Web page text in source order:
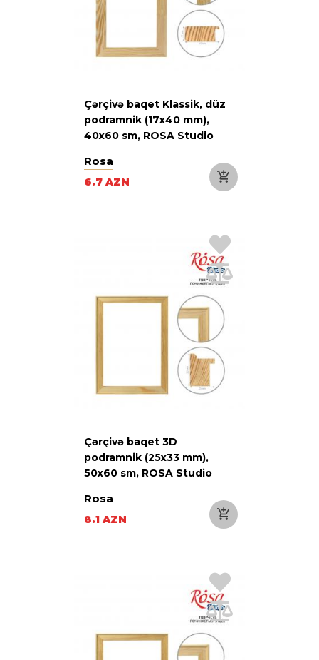
Çərçivə baqet Klassik, düz
podramnik (17х40 mm),
40х60 sm, ROSA Studio
Rosa
6.7 AZN
Çərçivə baqet 3D
podramnik (25х33 mm),
50х60 sm, ROSA Studio
Rosa
8.1 AZN